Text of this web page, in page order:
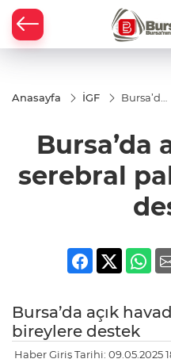
Anasayfa İGF
Bursa’da
serebral
palsili
destek
Bursa’da
serebral
Bursa’da açık
bireylere destek
Haber Giriş Tarihi: 09.05.2025